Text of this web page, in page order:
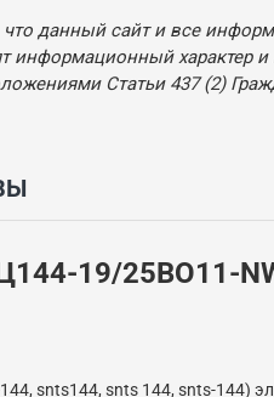
данный сайт и все
характер и
Статьи 437 (2)
19/25ВО11-
snts144, snts 144, snts-144)